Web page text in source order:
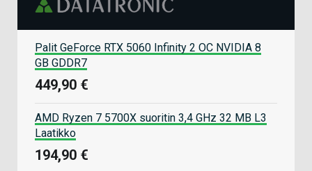
Palit GeForce RTX 5060 Infinity 2 OC NVIDIA 8
GB GDDR7
449,90 €
AMD Ryzen 7 5700X suoritin 3,4 GHz 32 MB L3
Laatikko
194,90 €